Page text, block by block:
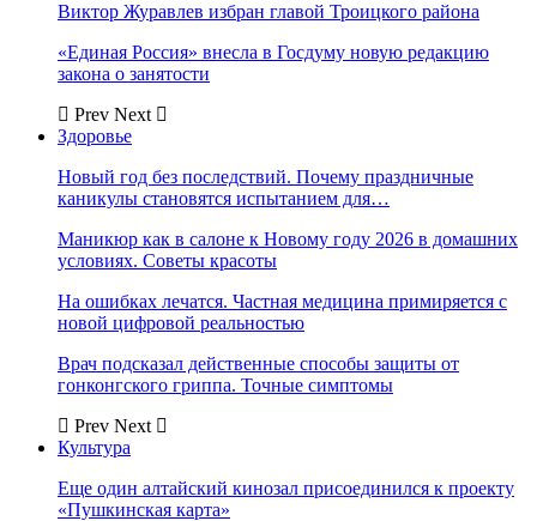
Виктор Журавлев избран главой Троицкого района
«Единая Россия» внесла в Госдуму новую редакцию
закона о занятости
Prev Next
Здоровье
Новый год без последствий. Почему праздничные
каникулы становятся испытанием для…
Маникюр как в салоне к Новому году 2026 в домашних
условиях. Советы красоты
На ошибках лечатся. Частная медицина примиряется с
новой цифровой реальностью
Врач подсказал действенные способы защиты от
гонконгского гриппа. Точные симптомы
Prev Next
Культура
Еще один алтайский кинозал присоединился к проекту
«Пушкинская карта»